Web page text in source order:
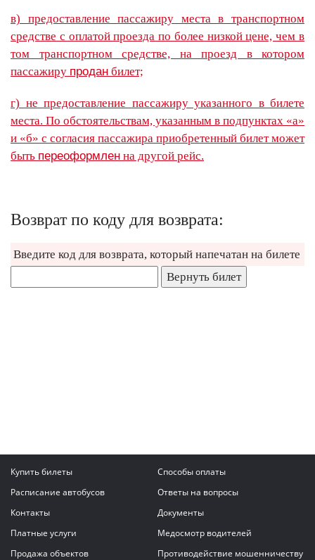
в) предоставление пассажиру места в транспортном
средстве с оплатой проезда по более низкой цене, чем в
том транспортном средстве, на проезд в котором
пассажиру продан билет;
г) не предоставление пассажиру указанного в билете
места. По обстоятельствам, указанным в подпунктах «а»
и «б» с согласия пассажира приобретенный билет может
быть переоформлен на другой рейс.
Возврат по коду для возврата:
Введите код для возврата, который напечатан на билете
Купить билеты
Способы оплаты
Расписание автобусов
Ответы на вопросы
Контакты
Документы
Платные услуги
Медосмотр водителей
Продажа объектов
Противодействие мошенничеству